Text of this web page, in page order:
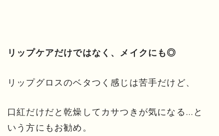
リップケアだけではなく、メイクにも◎
リップグロスのベタつく感じは苦手だけど、
口紅だけだと乾燥してカサつきが気になる…と
いう方にもお勧め。